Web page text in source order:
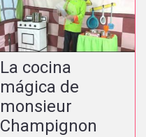
La cocina
mágica de
monsieur
Champignon